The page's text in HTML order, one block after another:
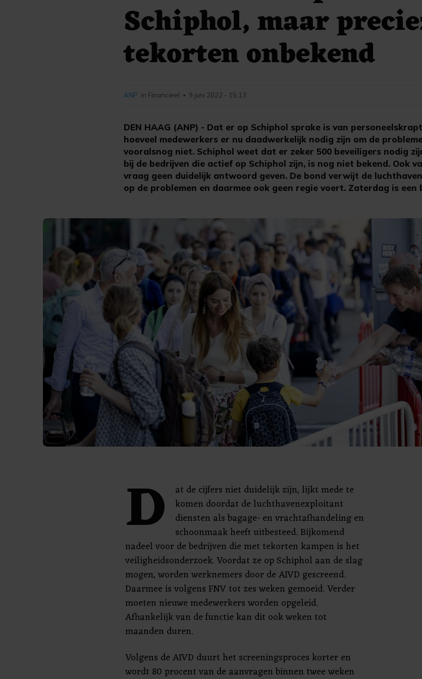
Schiphol, maar
tekorten onbekend
DEN HAAG (ANP) - Dat er op Schiphol sprake is van
hoeveel medewerkers er nu daadwerkelijk nodig zijn om de
vooralsnog niet. Schiphol weet dat er zeker 500 beveiligers nodig
bij de bedrijven die actief op Schiphol zijn, is nog niet bekend. Ook
vraag geen duidelijk antwoord geven. De bond verwijt de
op de problemen en daarmee ook geen regie voert. Zaterdag is
ANP in Financieel • 9 juni 2022 - 15:13
D
at de cijfers niet duidelijk zijn, lijkt mede te
komen doordat de luchthavenexploitant
diensten als bagage- en vrachtafhandeling en
schoonmaak heeft uitbesteed. Bijkomend
nadeel voor de bedrijven die met tekorten kampen is het
veiligheidsonderzoek. Voordat ze op Schiphol aan de slag
mogen, worden werknemers door de AIVD gescreend.
Daarmee is volgens FNV tot zes weken gemoeid. Verder
moeten nieuwe medewerkers worden opgeleid.
Afhankelijk van de functie kan dit ook weken tot
maanden duren.
Volgens de AIVD duurt het screeningsproces korter en
wordt 80 procent van de aanvragen binnen twee weken